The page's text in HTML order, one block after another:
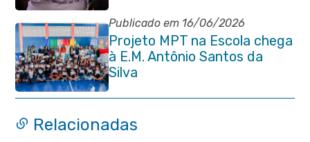
Publicado em 16/06/2026
Projeto MPT na Escola chega
à E.M. Antônio Santos da
Silva
Relacionadas